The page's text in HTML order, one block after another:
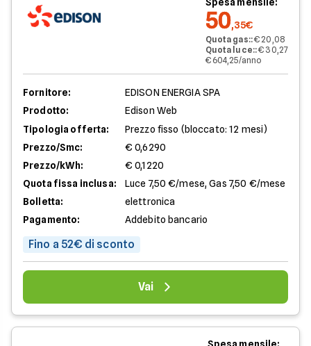
50,35€
Quota gas::€ 20,08
Quota luce::€ 30,27
€ 604,25/anno
Fornitore:
EDISON ENERGIA SPA
Prodotto:
Edison Web
Tipologia offerta:
Prezzo fisso (bloccato: 12 mesi)
Prezzo/Smc:
€ 0,6290
Prezzo/kWh:
€ 0,1220
Quota fissa inclusa:
Luce 7,50 €/mese, Gas 7,50 €/mese
Bolletta:
elettronica
Pagamento:
Addebito bancario
Fino a 52€ di sconto
Vai